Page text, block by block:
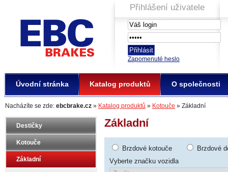
EBC Brakes
Nacházíte se zde: ebcbrake.cz » Katalog produktů » Kotouče » Základní
Destičky
Kotouče
Základní
Základní
Brzdové kotouče
Brzdové
Vyberte značku vozidla
Úvodní stránka Katalog produktů O společnosti
Přihlášení uživatele
Zapomenuté heslo